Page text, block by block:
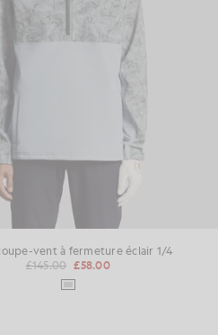
vent à fermeture éclair 1/4
£145.00 £58.00